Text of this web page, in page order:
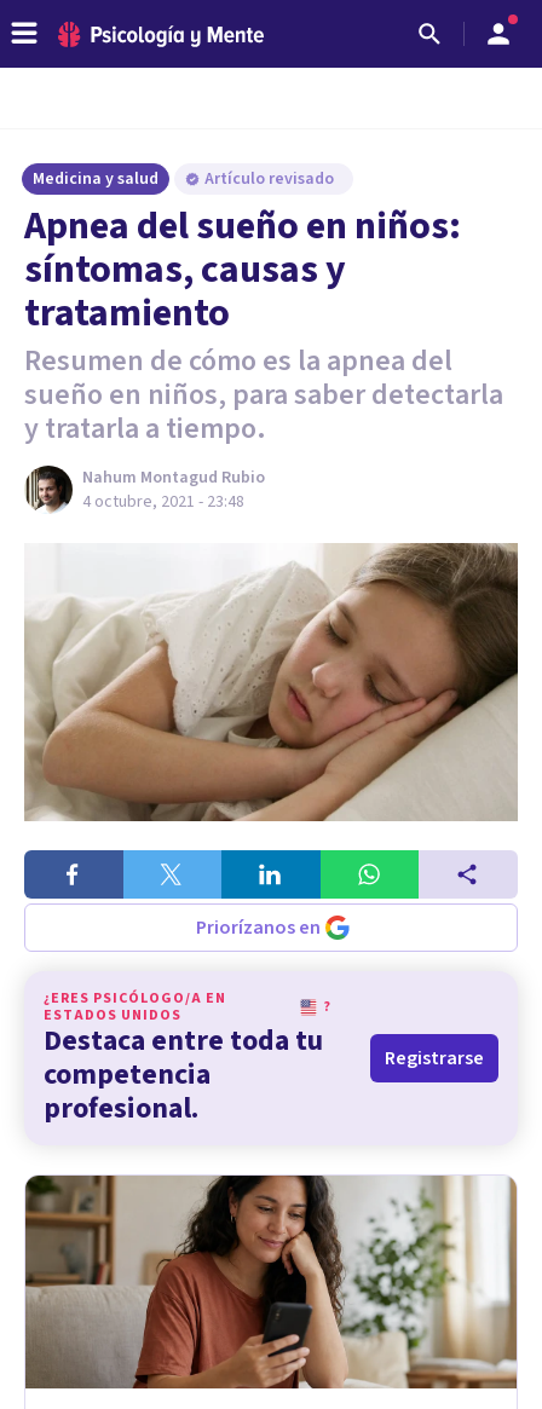
Medicina y salud Artículo revisado
Apnea del sueño en niños:
síntomas, causas y
tratamiento
Resumen de cómo es la apnea del
sueño en niños, para saber detectarla
y tratarla a tiempo.
Nahum Montagud Rubio
4 octubre, 2021 - 23:48
Priorízanos en
¿ERES PSICÓLOGO/A EN
ESTADOS UNIDOS
?
Destaca entre toda tu
competencia
profesional.
Registrarse